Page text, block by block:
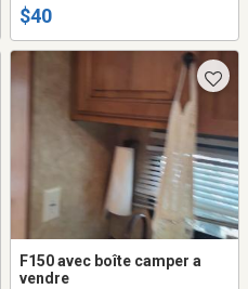
$40
F150 avec boîte camper a
vendre